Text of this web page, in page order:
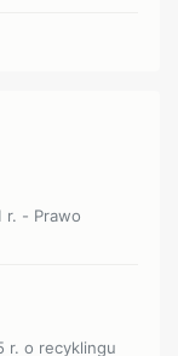
r. - Prawo
r. o recyklingu